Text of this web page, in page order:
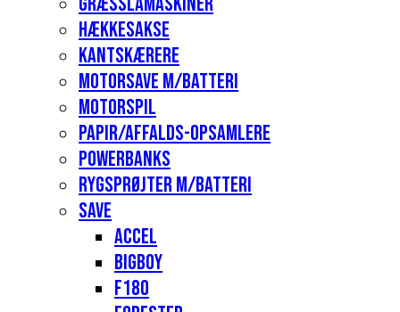
Hækkesakse
Kantskærere
Motorsave m/batteri
Motorspil
Papir/affalds-opsamlere
Powerbanks
Rygsprøjter m/batteri
Save
Accel
Bigboy
F180